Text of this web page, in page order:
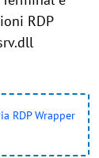
RDP
RDP Wrapper